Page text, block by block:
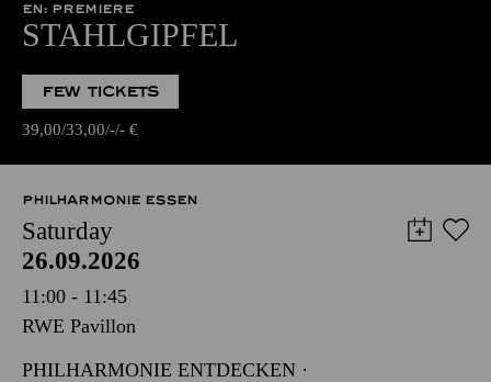
EN: PREMIERE
STAHLGIPFEL
FEW TICKETS
39,00 33,00 - - €
PHILHARMONIE ESSEN
Saturday
26.09.2026
11:00 - 11:45
RWE Pavillon
PHILHARMONIE ENTDECKEN ·